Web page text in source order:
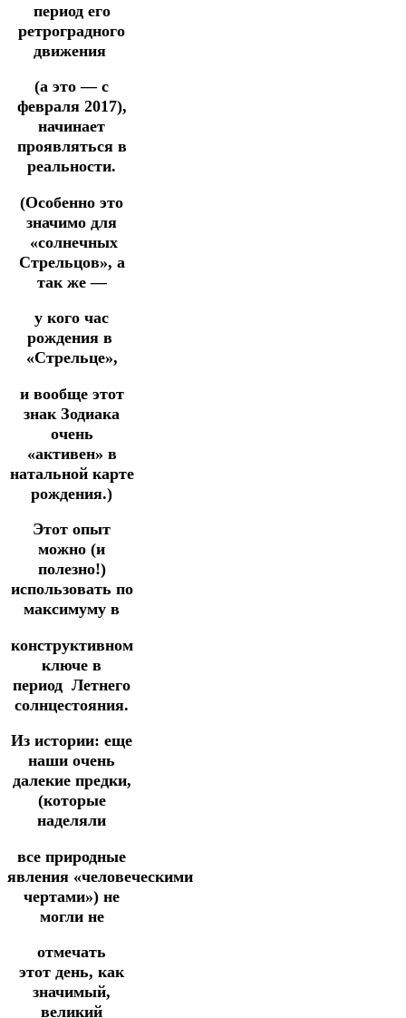
период его
ретроградного
движения
(а это — с
февраля 2017),
начинает
проявляться в
реальности.
(Особенно это
значимо для
«солнечных
Стрельцов», а
так же —
у кого час
рождения в
«Стрельце»,
и вообще этот
знак Зодиака
очень
«активен» в
натальной карте
рождения.)
Этот опыт
можно (и
полезно!)
использовать по
максимуму в
конструктивном
ключе в
период Летнего
солнцестояния.
Из истории: еще
наши очень
далекие предки,
(которые
наделяли
все природные
явления «человеческими
чертами») не
могли не
отмечать
этот день, как
значимый,
великий